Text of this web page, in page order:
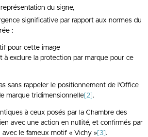
représentation du signe,
significative par rapport aux normes du
:
à exclure la protection par marque pour ce
sans rappeler le positionnement de l’Office
marque tridimensionnelle[2] .
à ceux posés par la Chambre des
avec une action en nullité, et confirmés par
avec le fameux motif « Vichy »[3] .